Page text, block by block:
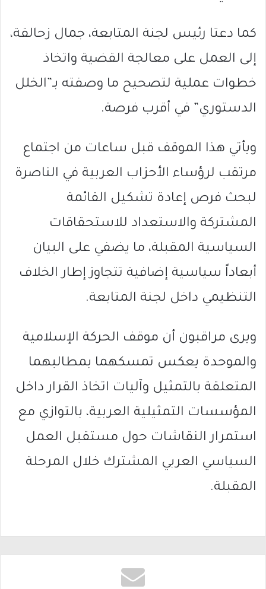
كما دعتا رئيس لجنة المتابعة، جمال زحالقة،
إلى العمل على معالجة القضية واتخاذ
خطوات عملية لتصحيح ما وصفته بـ”الخلل
الدستوري” في أقرب فرصة.
ويأتي هذا الموقف قبل ساعات من اجتماع
مرتقب لرؤساء الأحزاب العربية في الناصرة
لبحث فرص إعادة تشكيل القائمة
المشتركة والاستعداد للاستحقاقات
السياسية المقبلة، ما يضفي على البيان
أبعاداً سياسية إضافية تتجاوز إطار الخلاف
التنظيمي داخل لجنة المتابعة.
ويرى مراقبون أن موقف الحركة الإسلامية
والموحدة يعكس تمسكهما بمطالبهما
المتعلقة بالتمثيل وآليات اتخاذ القرار داخل
المؤسسات التمثيلية العربية، بالتوازي مع
استمرار النقاشات حول مستقبل العمل
السياسي العربي المشترك خلال المرحلة
المقبلة.